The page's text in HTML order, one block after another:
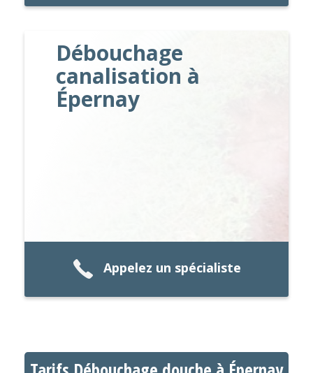
Débouchage
canalisation à
Épernay
Appelez un spécialiste